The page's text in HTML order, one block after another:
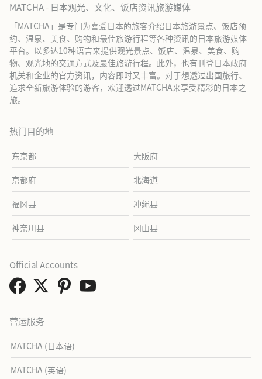
MATCHA - 日本观光、文化、饭店资讯旅游媒体
「MATCHA」是专门为喜爱日本的旅客介绍日本旅游景点、饭店预
约、温泉、美食、购物和最佳旅游行程等各种资讯的日本旅游媒体
平台。以多达10种语言来提供观光景点、饭店、温泉、美食、购
物、观光地的交通方式及最佳旅游行程。此外，也有刊登日本政府
机关和企业的官方资讯，内容即时又丰富。对于想透过出国旅行、
追求全新旅游体验的游客，欢迎透过MATCHA来享受精彩的日本之
旅。
热门目的地
东京都 大阪府
京都府 北海道
福冈县 冲绳县
神奈川县 冈山县
营运服务
MATCHA (日本语)
MATCHA (英语)
Official Accounts